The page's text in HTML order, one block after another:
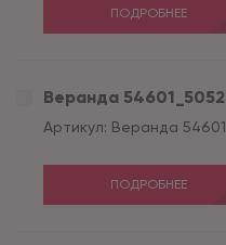
ПОДРОБНЕЕ
Веранда
Артикул: Веранда
ПОДРОБНЕЕ